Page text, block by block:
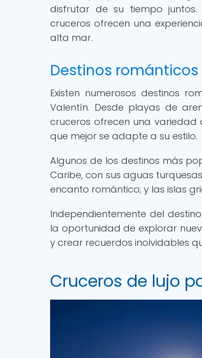
disfrutar de su tiempo juntos.
cruceros ofrecen una
alta mar.
Destinos
Existen numerosos destinos
Valentín. Desde playas de
cruceros ofrecen una
que mejor se adapte a su estilo.
Algunos de los destinos más
Caribe, con sus aguas
encanto romántico; y las islas
Independientemente del
la oportunidad de explorar
y crear recuerdos inolvidables
Cruceros de lujo